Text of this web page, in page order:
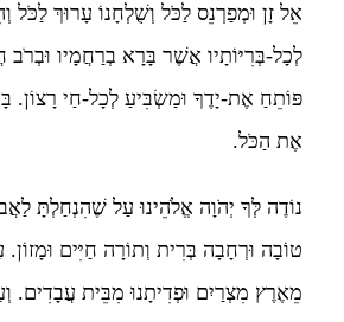
אֵל זָן וּמְפַרְנֵס לַכֹּל וְשֻׁלְחָנוֹ עָרוּךְ לַכֹּל
לְכָל-בְּרִיּוֹתָיו אֲשֶׁר בָּרָא בְרַחֲמָיו וּבְרֹב
פּוֹתֵחַ אֶת-יָדֶךָ וּמַשְׂבִּיעַ לְכָל-חַי רָצוֹן.
אֶת הַכֹּל.
נוֹדֶה לְּךָ יְהֹוָה אֱלֹהֵינוּ עַל שֶׁהִנְחַלְתָּ
טוֹבָה וּרְחָבָה בְּרִית וְתוֹרָה חַיִּים
מֵאֶרֶץ מִצְרַיִם וּפְדִיתָנוּ מִבֵּית עֲבָדִים.